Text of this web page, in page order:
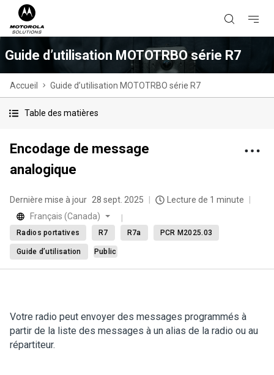
Guide d’utilisation MOTOTRBO série R7
Accueil Guide d’utilisation MOTOTRBO série R7
Table des matières
Encodage de message
analogique
Dernière mise à jour 28 sept. 2025
Lecture de 1 minute
Français (Canada)
Radios portatives R7 R7a PCR M2025.03
Guide d’utilisation Public
Votre radio peut envoyer des messages programmés à
partir de la liste des messages à un alias de la radio ou au
répartiteur.